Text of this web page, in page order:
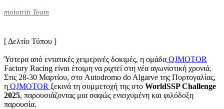
mototriti Team
[ Δελτίο Τύπου ]
Ύστερα από εντατικές χειμερινές δοκιμές, η ομάδα QJMOTOR
Factory Racing είναι έτοιμη να ριχτεί στη νέα αγωνιστική χρονιά.
Στις 28-30 Μαρτίου, στο Autodromo do Algarve της Πορτογαλίας,
η QJMOTOR ξεκινά τη συμμετοχή της στο WorldSSP Challenge
2025, παρουσιάζοντας μια σαφώς ενισχυμένη και φιλόδοξη
παρουσία.